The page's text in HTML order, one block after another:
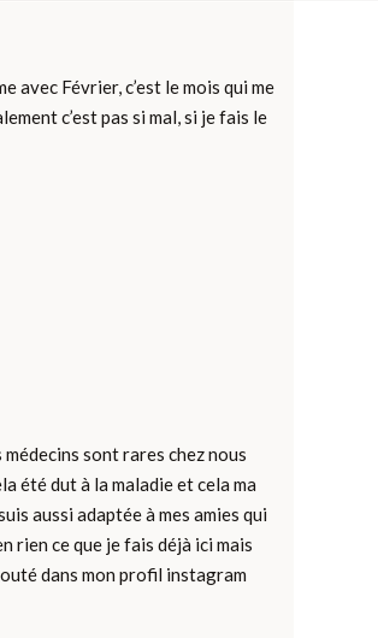
avec Février, c’est le mois qui me
c’est pas si mal, si je fais le
sont rares chez nous
été dut à la maladie et cela ma
aussi adaptée à mes amies qui
rien ce que je fais déjà ici mais
dans mon profil instagram